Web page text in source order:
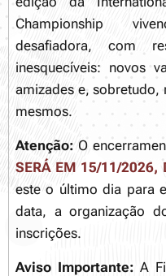
Championship
desafiadora, com
inesquecíveis: novos
amizades e, sobretudo,
mesmos.
Atenção: O
SERÁ EM 15/11/2026,
este o último dia para
data, a organização
inscrições.
Aviso Importante: A